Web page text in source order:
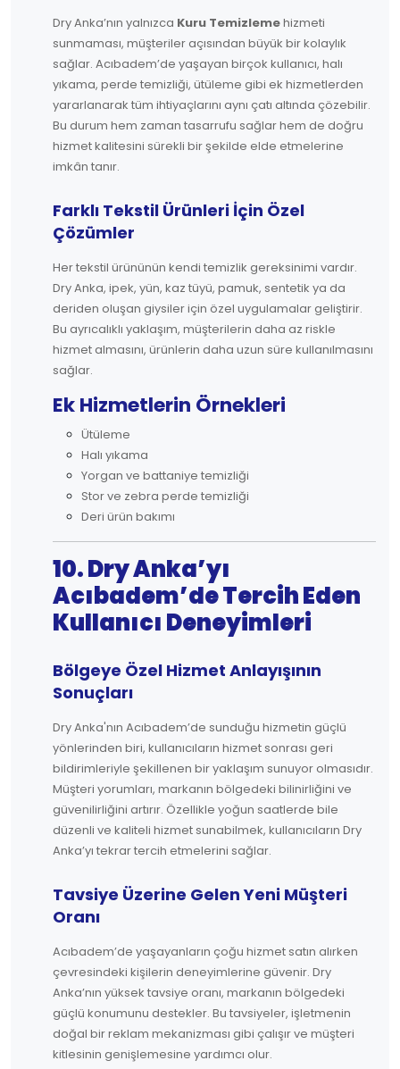
Dry Anka’nın yalnızca Kuru Temizlemehizmeti
sunmaması, müşteriler açısından büyük bir kolaylık
sağlar. Acıbadem’de yaşayan birçok kullanıcı, halı
yıkama, perde temizliği, ütüleme gibi ek hizmetlerden
yararlanarak tüm ihtiyaçlarını aynı çatı altında çözebilir.
Bu durum hem zaman tasarrufu sağlar hem de doğru
hizmet kalitesini sürekli bir şekilde elde etmelerine
imkân tanır.
Farklı Tekstil Ürünleri İçin Özel
Çözümler
Her tekstil ürününün kendi temizlik gereksinimi vardır.
Dry Anka, ipek, yün, kaz tüyü, pamuk, sentetik ya da
deriden oluşan giysiler için özel uygulamalar geliştirir.
Bu ayrıcalıklı yaklaşım, müşterilerin daha az riskle
hizmet almasını, ürünlerin daha uzun süre kullanılmasını
sağlar.
Ek Hizmetlerin Örnekleri
Ütüleme
Halı yıkama
Yorgan ve battaniye temizliği
Stor ve zebra perde temizliği
Deri ürün bakımı
10. Dry Anka’yı
Acıbadem’de Tercih Eden
Kullanıcı Deneyimleri
Bölgeye Özel Hizmet Anlayışının
Sonuçları
Dry Anka'nın Acıbadem’de sunduğu hizmetin güçlü
yönlerinden biri, kullanıcıların hizmet sonrası geri
bildirimleriyle şekillenen bir yaklaşım sunuyor olmasıdır.
Müşteri yorumları, markanın bölgedeki bilinirliğini ve
güvenilirliğini artırır. Özellikle yoğun saatlerde bile
düzenli ve kaliteli hizmet sunabilmek, kullanıcıların Dry
Anka’yı tekrar tercih etmelerini sağlar.
Tavsiye Üzerine Gelen Yeni Müşteri
Oranı
Acıbadem’de yaşayanların çoğu hizmet satın alırken
çevresindeki kişilerin deneyimlerine güvenir. Dry
Anka’nın yüksek tavsiye oranı, markanın bölgedeki
güçlü konumunu destekler. Bu tavsiyeler, işletmenin
doğal bir reklam mekanizması gibi çalışır ve müşteri
kitlesinin genişlemesine yardımcı olur.